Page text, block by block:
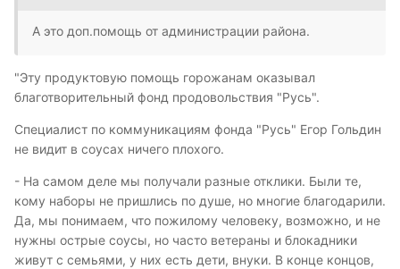
А это доп.помощь от администрации района.
"Эту продуктовую помощь горожанам оказывал
благотворительный фонд продовольствия "Русь".
Специалист по коммуникациям фонда "Русь" Егор Гольдин
не видит в соусах ничего плохого.
- На самом деле мы получали разные отклики. Были те,
кому наборы не пришлись по душе, но многие благодарили.
Да, мы понимаем, что пожилому человеку, возможно, и не
нужны острые соусы, но часто ветераны и блокадники
живут с семьями, у них есть дети, внуки. В конце концов,